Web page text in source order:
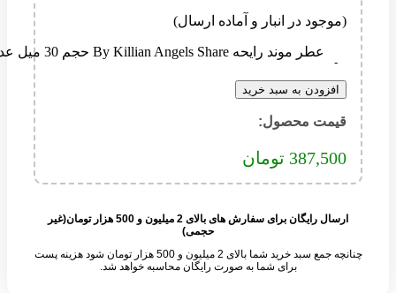
در انبار و آماده ارسال)
عطر موند رایحه By Killian Angels Share حجم 30 میل عدد
به سبد خرید
محصول:​
تومان
ارسال رایگان برای سفارش های بالای 2 میلیون و 500 هزار تومان(غیر
چنانچه جمع سبد خرید شما بالای 2 میلیون و 500 هزار تومان شود هزینه پست
برای شما به صورت رایگان محاسبه خواهد شد.